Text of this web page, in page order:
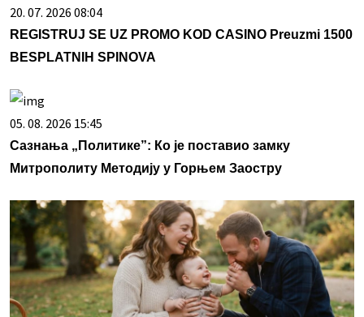
20. 07. 2026 08:04
REGISTRUJ SE UZ PROMO KOD CASINO Preuzmi 1500
BESPLATNIH SPINOVA
05. 08. 2026 15:45
Сазнања „Политике”: Ко је поставио замку
Митрополиту Методију у Горњем Заостру